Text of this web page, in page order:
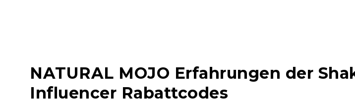
NATURAL MOJO Erfahrungen der
Influencer Rabattcodes